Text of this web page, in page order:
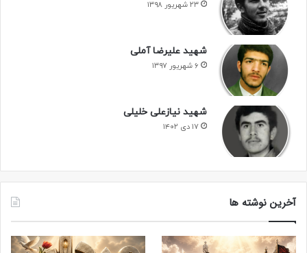
۲۳ شهریور ۱۳۹۸
شهید علیرضا آملی
۶ شهریور ۱۳۹۷
شهید نیازعلی خلیلی
۱۷ دی ۱۴۰۲
آخرین نوشته ها